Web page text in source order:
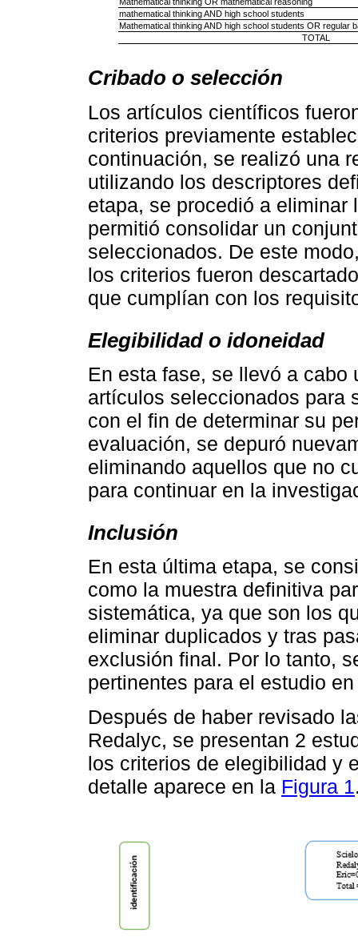
mathematical thinking AND high school students
Mathematical thinking AND high school students OR regular
TOTAL
Cribado o selección
Los artículos científicos
criterios previamente
continuación, se realizó una
utilizando los descriptores
etapa, se procedió a
permitió consolidar un
seleccionados. De este
los criterios fueron
que cumplían con los
Elegibilidad o idoneidad
En esta fase, se llevó a
artículos seleccionados para
con el fin de determinar su
evaluación, se depuró
eliminando aquellos que no
para continuar en la
Inclusión
En esta última etapa, se
como la muestra definitiva
sistemática, ya que son los
eliminar duplicados y tras
exclusión final. Por lo tanto,
pertinentes para el estudio
Después de haber revisado
Redalyc, se presentan 2
los criterios de elegibilidad y
detalle aparece en la Figura 1